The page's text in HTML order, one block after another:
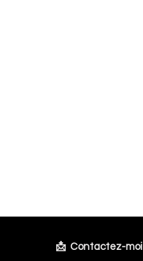
📩 Contactez-moi